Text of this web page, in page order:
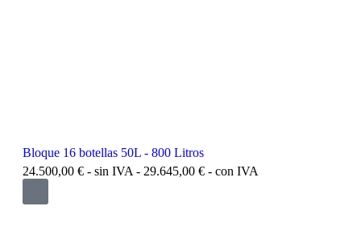
Bloque 16 botellas 50L - 800 Litros
24.500,00 € - sin IVA - 29.645,00 € - con IVA